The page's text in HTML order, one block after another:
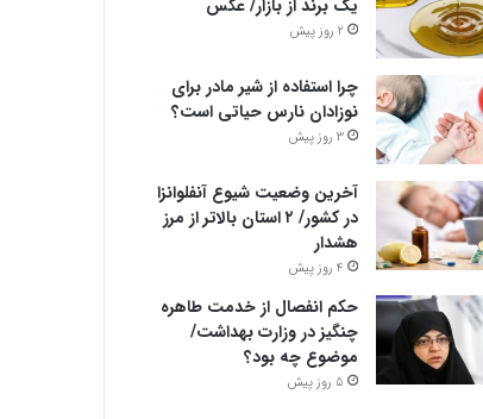
یک برند از بازار/ عکس
2 روز پیش
چرا استفاده از شیر مادر برای
نوزادان نارس حیاتی است؟
3 روز پیش
آخرین وضعیت شیوع آنفلوانزا
در کشور/ ۲ استان بالاتر از مرز
هشدار
4 روز پیش
حکم انفصال از خدمت طاهره
چنگیز در وزارت بهداشت/
موضوع چه بود؟
5 روز پیش